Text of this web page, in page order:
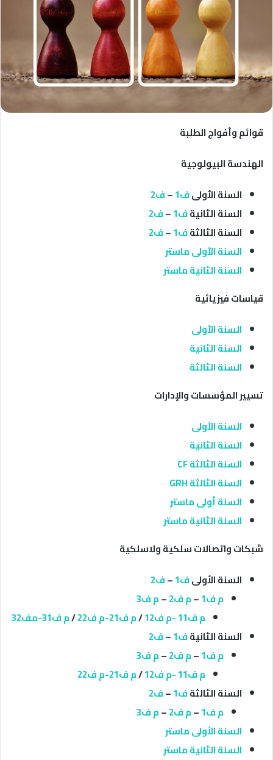
قوائم وأفواج الطلبة
الهندسة البيولوجية
السنة الأولىف1 –ف2
السنة الثانيةف1 –ف2
السنة الثالثةف1 –ف2
السنة الأولى ماستر
السنة الثانية ماستر
قياسات فيزيائية
السنة الأولى
السنة الثانية
السنة الثالثة
تسيير المؤسسات والإدارات
السنة الأولى
السنة الثانية
السنة الثالثة CF
السنة الثالثة GRH
السنة أولى ماستر
السنة الثانية ماستر
شبكات واتصالات سلكية ولاسلكية
السنة الأولىف1 –ف2
م ف1 –م ف2 –م ف3
م ف11 -م ف12
/م ف21-م ف22 /م ف31-مف32
السنة الثانيةف1 –ف2
م ف1 –م ف2 –م ف3
م ف11 -م ف12
/م ف21-م ف22
السنة الثالثةف1 –ف2
م ف1 –م ف2 –م ف3
السنة الأولى ماستر
السنة الثانية ماستر